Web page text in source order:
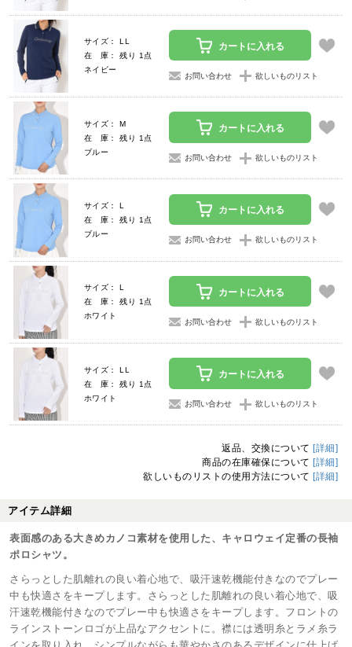
サイズ： LL
在 庫： 残り 1点
ネイビー
カートに入れる
お問い合わせ 欲しいものリスト
サイズ： M
在 庫： 残り 1点
ブルー
カートに入れる
お問い合わせ 欲しいものリスト
サイズ： L
在 庫： 残り 1点
ブルー
カートに入れる
お問い合わせ 欲しいものリスト
サイズ： L
在 庫： 残り 1点
ホワイト
カートに入れる
お問い合わせ 欲しいものリスト
サイズ： LL
在 庫： 残り 1点
ホワイト
カートに入れる
お問い合わせ 欲しいものリスト
返品、交換について [詳細]
商品の在庫確保について [詳細]
欲しいものリストの使用方法について [詳細]
アイテム詳細
表面感のある大きめカノコ素材を使用した、キャロウェイ定番の長袖
ポロシャツ。
さらっとした肌離れの良い着心地で、吸汗速乾機能付きなのでプレー
中も快適さをキープします。さらっとした肌離れの良い着心地で、吸
汗速乾機能付きなのでプレー中も快適さをキープします。フロントの
ラインストーンロゴが上品なアクセントに。襟には透明糸とラメ糸ラ